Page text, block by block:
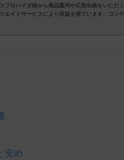
ロバイダ様から商品案内や広告出稿をいただ
イトサービスにより収益を得ています。コン
安め